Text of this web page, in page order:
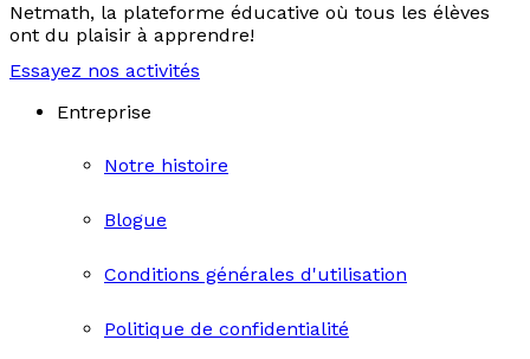
Netmath, la plateforme éducative où tous les élèves
ont du plaisir à apprendre!
Essayez nos activités
Entreprise
Notre histoire
Blogue
Conditions générales d'utilisation
Politique de confidentialité